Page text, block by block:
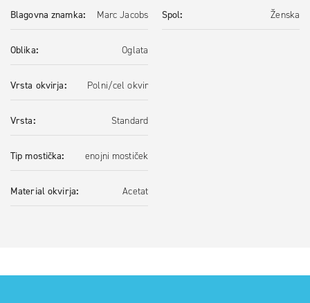
Blagovna znamka Marc Jacobs
Oblika Oglata
Vrsta okvirja Polni/cel okvir
Vrsta Standard
Tip mostička enojni mostiček
Material okvirja Acetat
Spol Ženska